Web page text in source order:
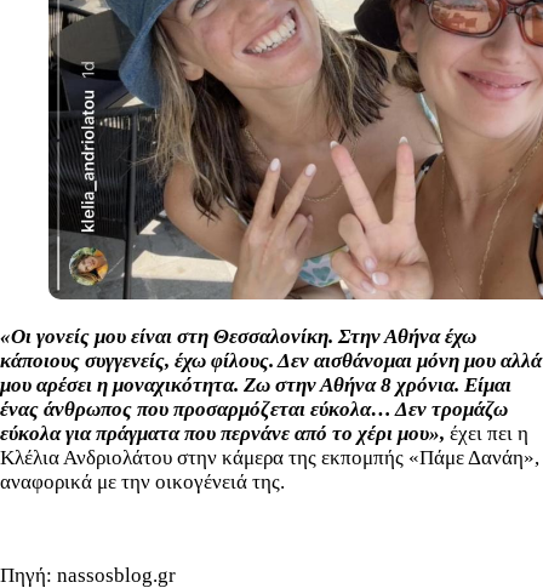
«Οι γονείς μου είναι στη Θεσσαλονίκη. Στην Αθήνα έχω
κάποιους συγγενείς, έχω φίλους. Δεν αισθάνομαι μόνη μου αλλά
μου αρέσει η μοναχικότητα. Ζω στην Αθήνα 8 χρόνια. Είμαι
ένας άνθρωπος που προσαρμόζεται εύκολα… Δεν τρομάζω
εύκολα για πράγματα που περνάνε από το χέρι μου», έχει πει η
Κλέλια Ανδριολάτου στην κάμερα της εκπομπής «Πάμε Δανάη»,
αναφορικά με την οικογένειά της.
Πηγή: nassosblog.gr